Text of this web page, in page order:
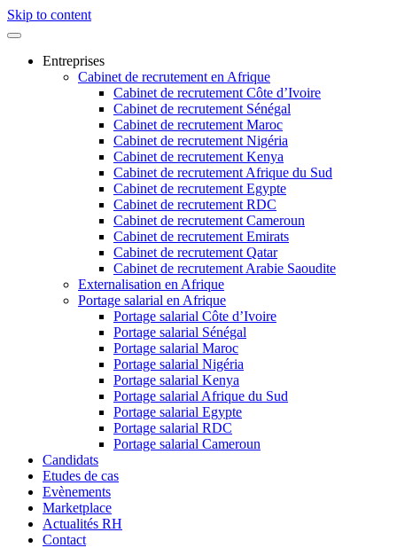
Skip to content
Entreprises
Cabinet de recrutement en Afrique
Cabinet de recrutement Côte d’Ivoire
Cabinet de recrutement Sénégal
Cabinet de recrutement Maroc
Cabinet de recrutement Nigéria
Cabinet de recrutement Kenya
Cabinet de recrutement Afrique du Sud
Cabinet de recrutement Egypte
Cabinet de recrutement RDC
Cabinet de recrutement Cameroun
Cabinet de recrutement Emirats
Cabinet de recrutement Qatar
Cabinet de recrutement Arabie Saoudite
Externalisation en Afrique
Portage salarial en Afrique
Portage salarial Côte d’Ivoire
Portage salarial Sénégal
Portage salarial Maroc
Portage salarial Nigéria
Portage salarial Kenya
Portage salarial Afrique du Sud
Portage salarial Egypte
Portage salarial RDC
Portage salarial Cameroun
Candidats
Etudes de cas
Evènements
Marketplace
Actualités RH
Contact